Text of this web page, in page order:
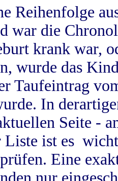
Reihenfolge
war die
krank war,
wurde das
Taufeintrag
In
Seite -
Liste ist es
Eine